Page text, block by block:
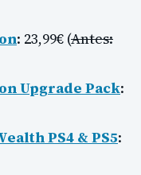
: 23,99€ (Antes:
Upgrade Pack:
PS4 & PS5: